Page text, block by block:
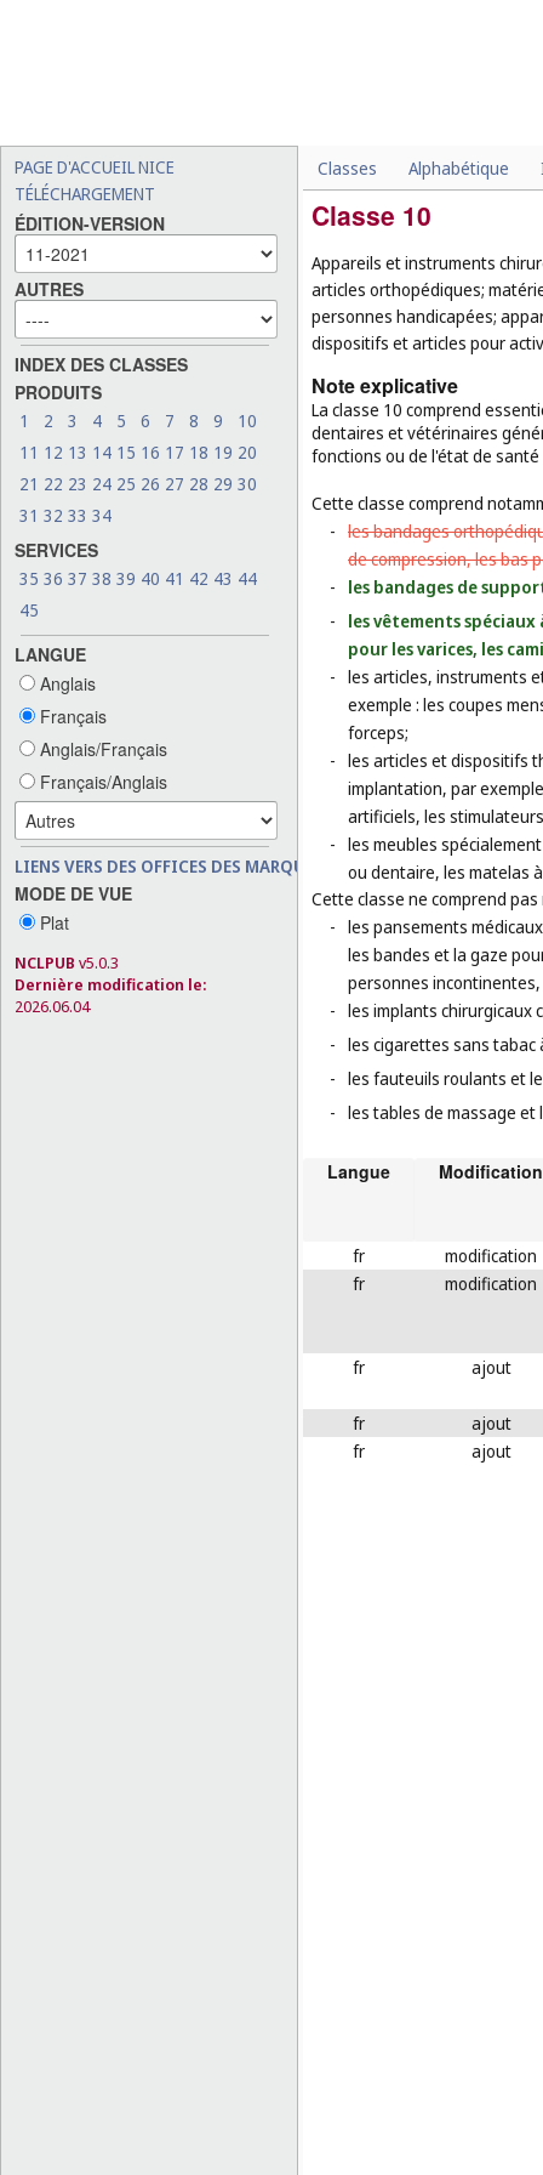
PAGE D'ACCUEIL NICE
TÉLÉCHARGEMENT
ÉDITION-VERSION
AUTRES
INDEX DES CLASSES
PRODUITS
1 2 3 4 5 6 7 8 9
10
11 12 13 14 15 16 17 18 19 20
21 22 23 24 25 26 27 28 29 30
31 32 33 34
SERVICES
35 36 37 38 39 40 41 42 43 44
45
LANGUE
Anglais
Français
Anglais/Français
Français/Anglais
LIENS VERS DES OFFICES DES MARQUES
MODE DE VUE
Plat
NCLPUB v5.0.3
Dernière modification le:
2026.06.04
Classes Alphabétique
Classe 10
Appareils et instruments
articles orthopédiques;
personnes handicapées;
dispositifs et articles pour
Note explicative
La classe 10 comprend
dentaires et vétérinaires
fonctions ou de l'état de
Cette classe comprend
- les bandages
de compression, les bas
-
les bandages de
-
les vêtements spéciaux
pour les varices, les
- les articles, instruments
exemple : les coupes
forceps;
- les articles et dispositifs
implantation, par
artificiels, les
- les meubles
ou dentaire, les matelas
Cette classe ne comprend
- les pansements
les bandes et la gaze
personnes
- les implants chirurgicaux
- les cigarettes sans tabac
- les fauteuils roulants et
- les tables de massage et
Langue Modification
fr
modification
fr
modification
fr ajout
fr
ajout
fr
ajout